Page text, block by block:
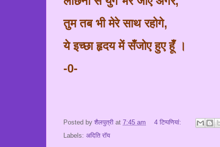
तुम तब भी मेरे साथ रहोगे,
ये इच्छा हृदय मेंसँजोए हुएहूँ।
-0-
Posted by शैलपुत्री at 7:45 am
4 टिप्‍पणियां:
Labels: अदिति रॉय